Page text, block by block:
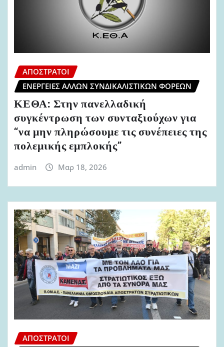
ΑΠΌΣΤΡΑΤΟΙ
ΕΝΈΡΓΕΙΕΣ ΆΛΛΩΝ ΣΥΝΔΙΚΑΛΙΣΤΙΚΏΝ ΦΟΡΈΩΝ
ΚΕΘΑ: Στην πανελλαδική
συγκέντρωση των συνταξιούχων για
“να μην πληρώσουμε τις συνέπειες της
πολεμικής εμπλοκής”
admin Μαρ 18, 2026
ΑΠΌΣΤΡΑΤΟΙ